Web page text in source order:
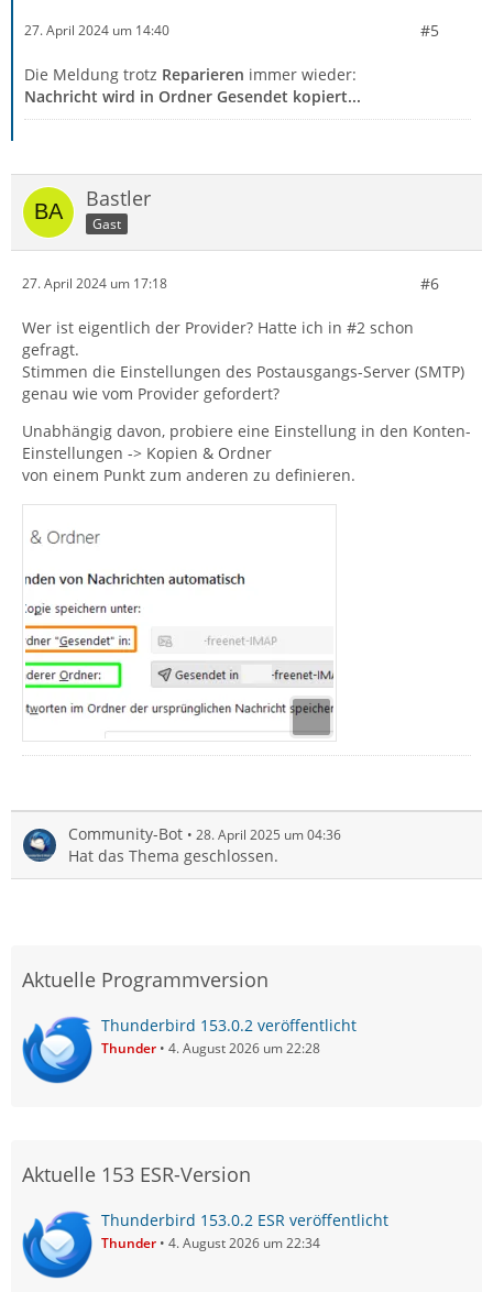
27. April 2024 um 14:40 #5
Die Meldung trotz Reparieren immer wieder:
Nachricht wird in Ordner Gesendet kopiert...
Bastler
Gast
27. April 2024 um 17:18 #6
Wer ist eigentlich der Provider? Hatte ich in #2 schon
gefragt.
Stimmen die Einstellungen des Postausgangs-Server (SMTP)
genau wie vom Provider gefordert?
Unabhängig davon, probiere eine Einstellung in den Konten-
Einstellungen -> Kopien & Ordner
von einem Punkt zum anderen zu definieren.
Community-Bot 28. April 2025 um 04:36
Hat das Thema geschlossen.
Aktuelle Programmversion
Thunderbird 153.0.2 veröffentlicht
Thunder 4. August 2026 um 22:28
Aktuelle 153 ESR-Version
Thunderbird 153.0.2 ESR veröffentlicht
Thunder 4. August 2026 um 22:34